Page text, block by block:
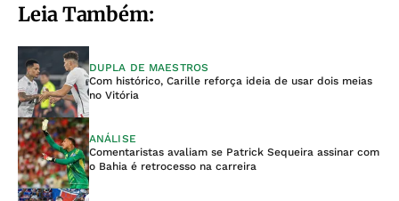
Leia Também:
DUPLA DE MAESTROS
Com histórico, Carille reforça ideia de usar dois meias
no Vitória
ANÁLISE
Comentaristas avaliam se Patrick Sequeira assinar com
o Bahia é retrocesso na carreira